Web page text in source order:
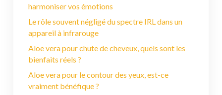
harmoniser vos émotions
Le rôle souvent négligé du spectre IRL dans un
appareil à infrarouge
Aloe vera pour chute de cheveux, quels sont les
bienfaits réels ?
Aloe vera pour le contour des yeux, est-ce
vraiment bénéfique ?